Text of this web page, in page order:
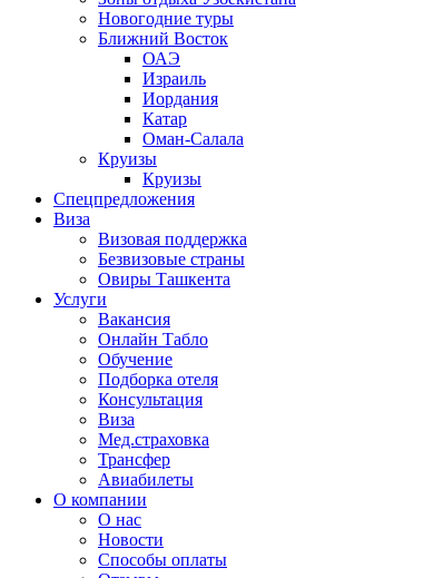
Новогодние туры
Ближний Восток
ОАЭ
Израиль
Иордания
Катар
Оман-Салала
Круизы
Круизы
Спецпредложения
Виза
Визовая поддержка
Безвизовые страны
Овиры Ташкента
Услуги
Вакансия
Онлайн Табло
Обучение
Подборка отеля
Консультация
Виза
Мед.страховка
Трансфер
Авиабилеты
О компании
О нас
Новости
Способы оплаты